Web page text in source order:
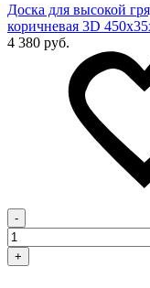
Доска для высокой
коричневая 3D
4 380 руб.
-
+